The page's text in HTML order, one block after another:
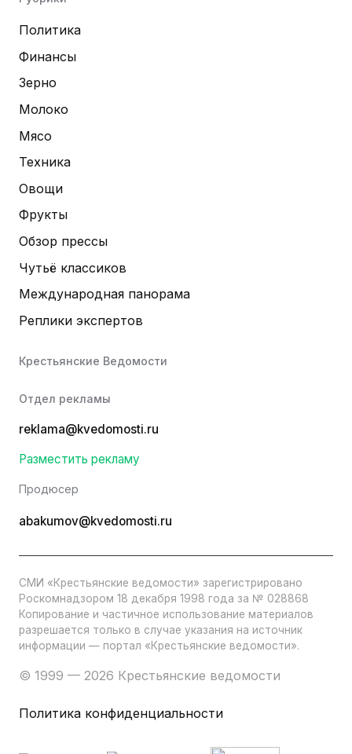
Политика
Финансы
Зерно
Молоко
Мясо
Техника
Овощи
Фрукты
Обзор прессы
Чутьё классиков
Международная панорама
Реплики экспертов
Крестьянские Ведомости
Отдел рекламы
reklama@kvedomosti.ru
Разместить рекламу
Продюсер
abakumov@kvedomosti.ru
СМИ «Крестьянские ведомости» зарегистрировано
Роскомнадзором 18 декабря 1998 года за № 028868
Копирование и частичное использование материалов
разрешается только в случае указания на источник
информации — портал «Крестьянские ведомости».
© 1999 — 2026 Крестьянские ведомости
Политика конфиденциальности